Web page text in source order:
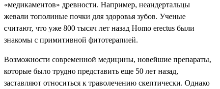
«медикаментов» древности. Например, неандертальцы
жевали тополиные почки для здоровья зубов. Ученые
считают, что уже 800 тысяч лет назад Homo erectus были
знакомы с примитивной фитотерапией.
Возможности современной медицины, новейшие препараты,
которые было трудно представить еще 50 лет назад,
заставляют относиться к траволечению скептически. Однако